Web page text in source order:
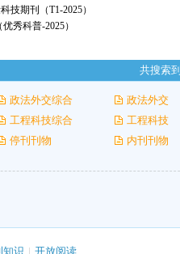
技期刊（T1-2025）
秀科普-2025）
共搜索到
政法外交综合
政法外交
工程科技综合
工程科技
停刊刊物
内刊刊物
知识 | 开放阅读